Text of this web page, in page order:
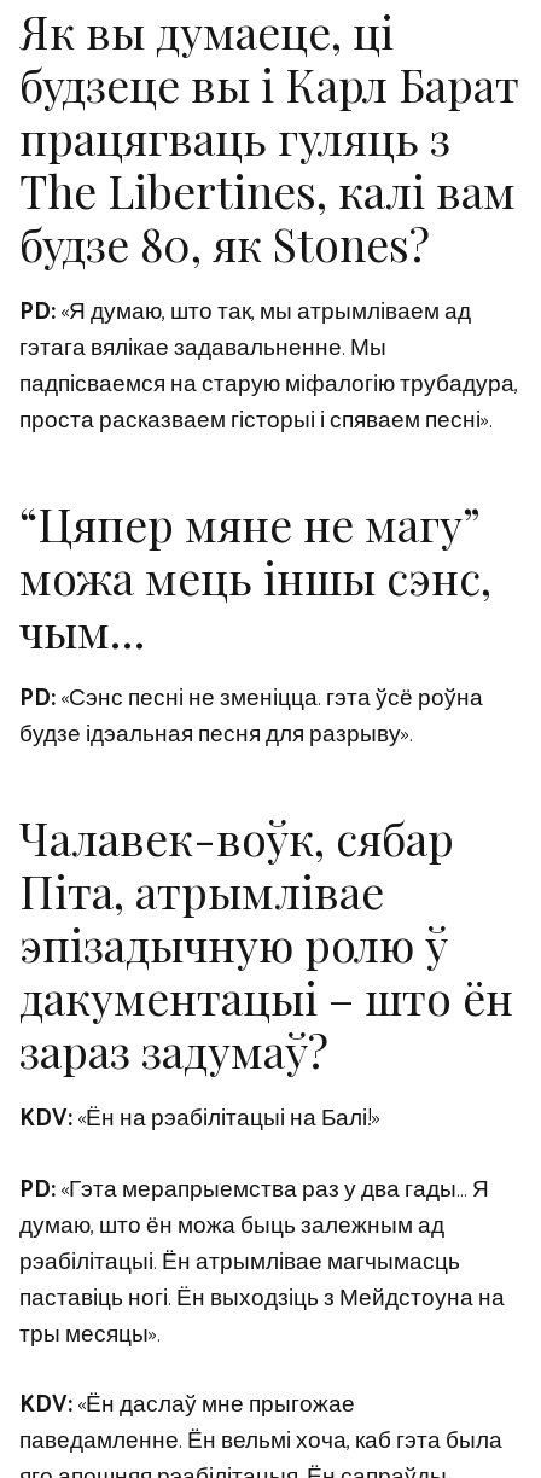
Як вы думаеце, ці
будзеце вы і Карл Барат
працягваць гуляць з
The Libertines, калі вам
будзе 80, як Stones?
PD:«Я думаю, што так, мы атрымліваем ад
гэтага вялікае задавальненне. Мы
падпісваемся на старую міфалогію трубадура,
проста расказваем гісторыі і спяваем песні».
“Цяпер мяне не магу”
можа мець іншы сэнс,
чым…
PD:«Сэнс песні не зменіцца. гэта ўсё роўна
будзе ідэальная песня для разрыву».
Чалавек-воўк, сябар
Піта, атрымлівае
эпізадычную ролю ў
дакументацыі – што ён
зараз задумаў?
KDV:«Ён на рэабілітацыі на Балі!»
PD:«Гэта мерапрыемства раз у два гады… Я
думаю, што ён можа быць залежным ад
рэабілітацыі. Ён атрымлівае магчымасць
паставіць ногі. Ён выходзіць з Мейдстоуна на
тры месяцы».
KDV:«Ён даслаў мне прыгожае
паведамленне. Ён вельмі хоча, каб гэта была